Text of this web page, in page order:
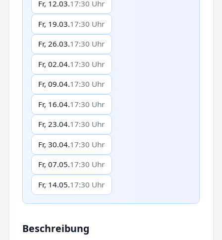
Fr, 12.03.17:30 Uhr
Fr, 19.03.17:30 Uhr
Fr, 26.03.17:30 Uhr
Fr, 02.04.17:30 Uhr
Fr, 09.04.17:30 Uhr
Fr, 16.04.17:30 Uhr
Fr, 23.04.17:30 Uhr
Fr, 30.04.17:30 Uhr
Fr, 07.05.17:30 Uhr
Fr, 14.05.17:30 Uhr
Beschreibung